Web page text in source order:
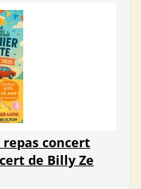
concert
de Billy Ze